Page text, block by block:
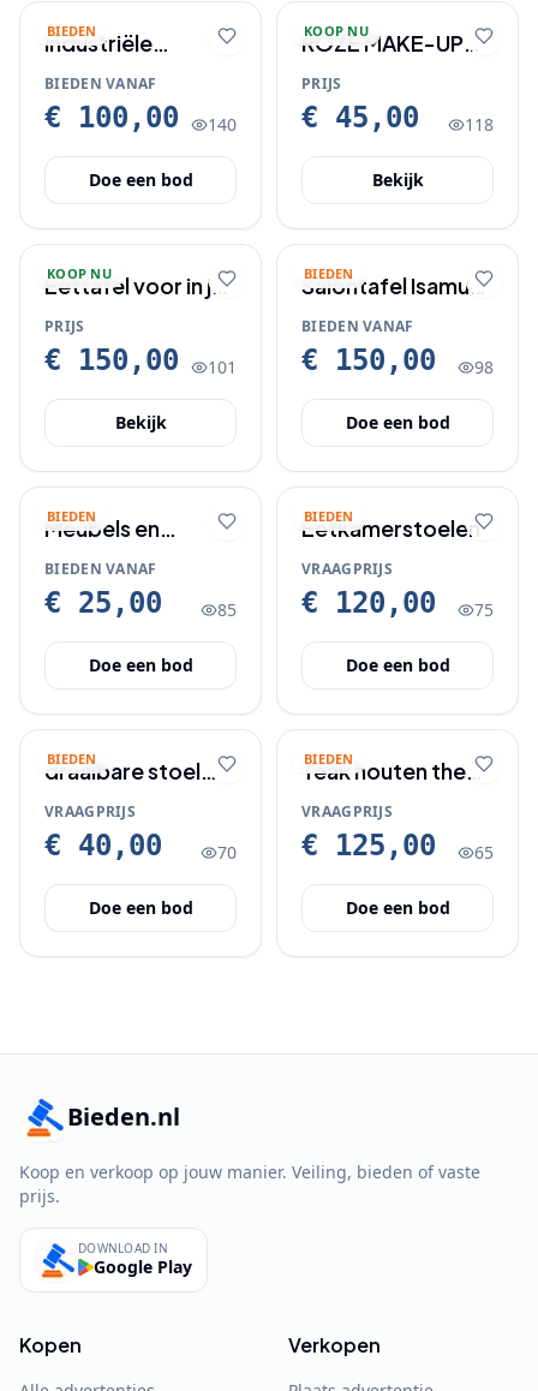
BIEDEN
Industriële
bartafel + 4
barkrukken set –
BIEDEN VANAF
€ 100,00 140
Doe een bod
KOOP NU
ROZE MAKE-UP
STOEL NOG
SPLINTER NIEUW IN
JONGE DAMES
PRIJS
€ 45,00 118
Bekijk
KOOP NU
Eettafel voor in je
woonkeuken/
woonkamer
PRIJS
€ 150,00 101
Bekijk
BIEDEN
Salontafel Isamu
Noguchi Design
BIEDEN VANAF
€ 150,00 98
Doe een bod
BIEDEN
Meubels en
staande klok
spiegel
BIEDEN VANAF
€ 25,00 85
Doe een bod
BIEDEN
Eetkamerstoelen
VRAAGPRIJS
€ 120,00 75
Doe een bod
BIEDEN
draaibare stoel
grijs z.g.a.n.
VRAAGPRIJS
€ 40,00 70
Doe een bod
BIEDEN
Teak houten thee
kastje
VRAAGPRIJS
€ 125,00 65
Doe een bod
Bieden.nl
Koop en verkoop op jouw manier. Veiling, bieden of vaste
prijs.
DOWNLOAD IN
Google Play
Kopen Verkopen